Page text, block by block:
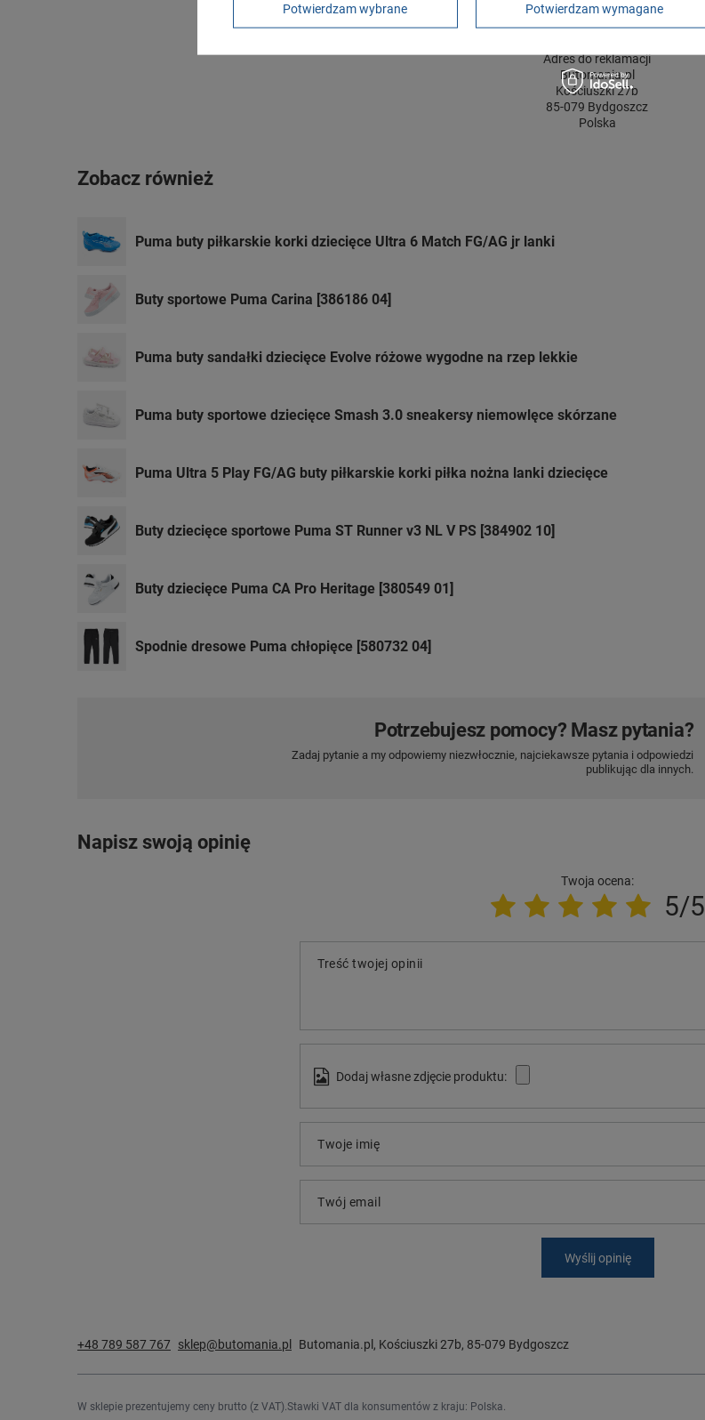
Czas na reklamację z tytułu rękojmi
2 lata
Adres do reklamacji
Butomania.pl
Kościuszki 27b
85-079 Bydgoszcz
Polska
Zobacz również
Puma buty piłkarskie korki dziecięce Ultra 6 Match FG/AG jr lanki
Buty sportowe Puma Carina [386186 04]
Puma buty sandałki dziecięce Evolve różowe wygodne na rzep lekkie
Puma buty sportowe dziecięce Smash 3.0 sneakersy niemowlęce skórzane
Puma Ultra 5 Play FG/AG buty piłkarskie korki piłka nożna lanki dziecięce
Buty dziecięce sportowe Puma ST Runner v3 NL V PS [384902 10]
Buty dziecięce Puma CA Pro Heritage [380549 01]
Spodnie dresowe Puma chłopięce [580732 04]
Potrzebujesz pomocy? Masz pytania?
Zadaj pytanie a my odpowiemy niezwłocznie, najciekawsze pytania i odpowiedzi
publikując dla innych.
Napisz swoją opinię
Twoja ocena:
5/5
Treść twojej opinii
Dodaj własne zdjęcie produktu:
Twoje imię
Twój email
Wyślij opinię
+48 789 587 767 sklep@butomania.pl Butomania.pl , Kościuszki 27b, 85-079 Bydgoszcz
W sklepie prezentujemy ceny brutto (z VAT). Stawki VAT dla konsumentów z kraju: Polska
Potwierdzam wybrane Potwierdzam wymagane